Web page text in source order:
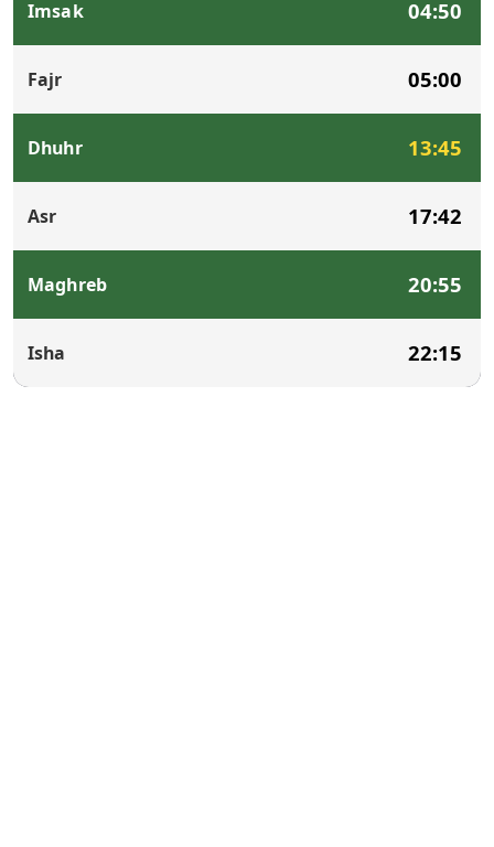
Imsak 04:50
Fajr 05:00
Dhuhr 13:45
Asr 17:42
Maghreb 20:55
Isha 22:15